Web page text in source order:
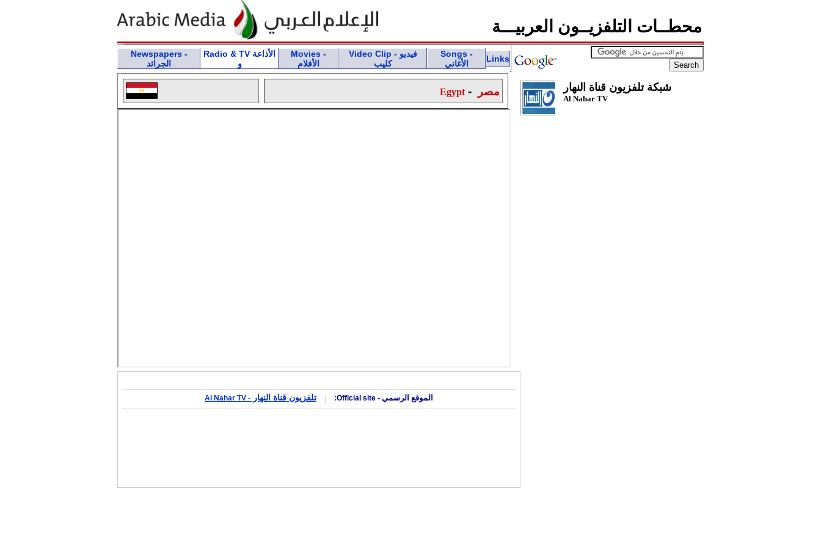
محطــات التلفزيــون العربيـــة
Newspapers -
الجرائد
Radio & TV الأذاعة
و
Movies -
الأفلام
Video Clip - فيديو
كليب
Songs -
الأغاني
Links
Egypt - مصر شبكة تلفزيون قناة النهار
Al Nahar TV
الموقع الرسمي - Official site:
| تلفزيون قناة النهار -
Al Nahar TV